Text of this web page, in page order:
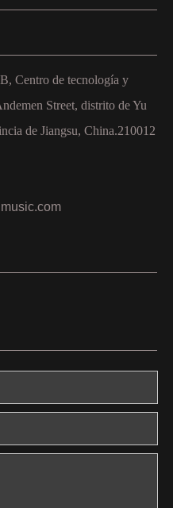
Centro de tecnología y
Street, distrito de Yu
de Jiangsu, China.210012